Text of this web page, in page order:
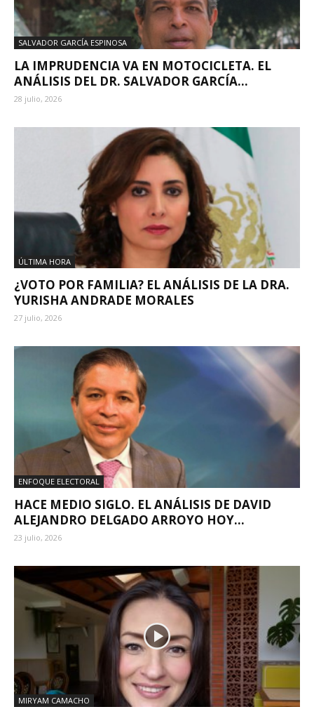
SALVADOR GARCÍA ESPINOSA
LA IMPRUDENCIA VA EN MOTOCICLETA. EL
ANÁLISIS DEL DR. SALVADOR GARCÍA...
28 julio, 2026
ÚLTIMA HORA
¿VOTO POR FAMILIA? EL ANÁLISIS DE LA DRA.
YURISHA ANDRADE MORALES
27 julio, 2026
ENFOQUE ELECTORAL
HACE MEDIO SIGLO. EL ANÁLISIS DE DAVID
ALEJANDRO DELGADO ARROYO HOY...
23 julio, 2026
MIRYAM CAMACHO